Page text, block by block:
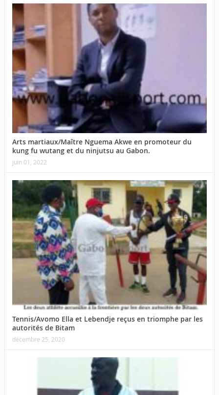
Arts martiaux/Maître Nguema Akwe en promoteur du
kung fu wutang et du ninjutsu au Gabon.
juin 01, 2022
Tennis/Avomo Ella et Lebendje reçus en triomphe par les
autorités de Bitam
décembre 25, 2020